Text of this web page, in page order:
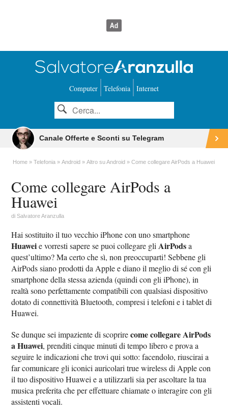
Computer Telefonia Internet
Canale Offerte e Sconti su Telegram
Home Telefonia Android Altro su Android Come collegare AirPods a Huawei
Come collegare AirPods a
Huawei
diSalvatore Aranzulla
Hai sostituito il tuo vecchio iPhone con uno smartphone
Huaweie vorresti sapere se puoi collegare gli AirPodsa
quest’ultimo? Ma certo che sì, non preoccuparti! Sebbene gli
AirPods siano prodotti da Apple e diano il meglio di sé con gli
smartphone della stessa azienda (quindi con gli iPhone), in
realtà sono perfettamente compatibili con qualsiasi dispositivo
dotato di connettività Bluetooth, compresi i telefoni e i tablet di
Huawei.
Se dunque sei impaziente di scoprirecome collegare AirPods
a Huawei, prenditi cinque minuti di tempo libero e prova a
seguire le indicazioni che trovi qui sotto: facendolo, riuscirai a
far comunicare gli iconici auricolari true wireless di Apple con
il tuo dispositivo Huawei e a utilizzarli sia per ascoltare la tua
musica preferita che per effettuare chiamate o interagire con gli
assistenti vocali.